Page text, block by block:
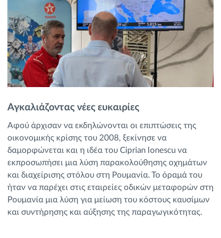
δραστηριοτήτων του στόλου
Υπολογιστής εξοικονόμησης
Αγκαλιάζοντας νέες ευκαιρίες
Αφού άρχισαν να εκδηλώνονται οι επιπτώσεις της
οικονομικής κρίσης του 2008, ξεκίνησε να
δαμορφώνεται και η ιδέα του Ciprian Ionescu να
εκπροσωπήσει μια λύση παρακολούθησης οχημάτων
και διαχείρισης στόλου στη Ρουμανία. Το όραμά του
ήταν να παρέχει στις εταιρείες οδικών μεταφορών στη
Ρουμανία μια λύση για μείωση του κόστους καυσίμων
και συντήρησης και αύξησης της παραγωγικότητας.